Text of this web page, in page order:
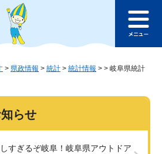
このページの本文へ
ュ
> 県政情報 > 統計 > 統計情報 > > 岐阜県統計
らせ
すぎるぞ岐阜！岐阜県アウトドア